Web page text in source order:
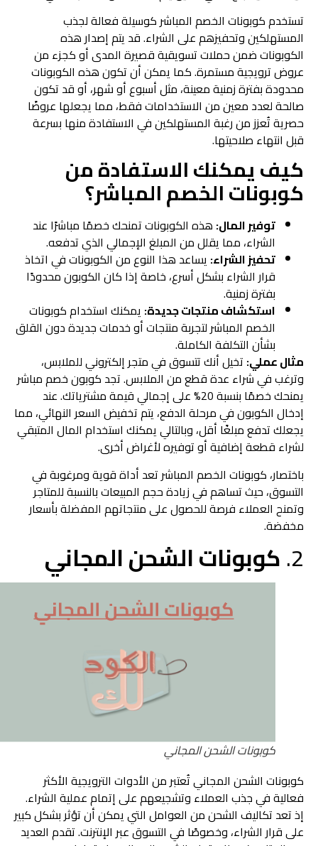
تستخدم كوبونات الخصم المباشر كوسيلة فعالة لجذب
المستهلكين وتحفيزهم على الشراء. قد يتم إصدار هذه
الكوبونات ضمن حملات تسويقية قصيرة المدى أو كجزء من
عروض ترويجية مستمرة. كما يمكن أن تكون هذه الكوبونات
محدودة بفترة زمنية معينة، مثل أسبوع أو شهر، أو قد تكون
صالحة لعدد معين من الاستخدامات فقط، مما يجعلها عروضًا
حصرية تُعزز من رغبة المستهلكين في الاستفادة منها بسرعة
قبل انتهاء صلاحيتها.
كيف يمكنك الاستفادة من
كوبونات الخصم المباشر؟
توفير المال:هذه الكوبونات تمنحك خصمًا مباشرًا عند
الشراء، مما يقلل من المبلغ الإجمالي الذي تدفعه.
تحفيز الشراء:يساعد هذا النوع من الكوبونات في اتخاذ
قرار الشراء بشكل أسرع، خاصة إذا كان الكوبون محدودًا
بفترة زمنية.
استكشاف منتجات جديدة:يمكنك استخدام كوبونات
الخصم المباشر لتجربة منتجات أو خدمات جديدة دون القلق
بشأن التكلفة الكاملة.
مثال عملي:تخيل أنك تتسوق في متجر إلكتروني للملابس،
وترغب في شراء عدة قطع من الملابس. تجد كوبون خصم مباشر
يمنحك خصمًا بنسبة 20% على إجمالي قيمة مشترياتك. عند
إدخال الكوبون في مرحلة الدفع، يتم تخفيض السعر النهائي، مما
يجعلك تدفع مبلغًا أقل، وبالتالي يمكنك استخدام المال المتبقي
لشراء قطعة إضافية أو توفيره لأغراض أخرى.
باختصار، كوبونات الخصم المباشر تعد أداة قوية ومرغوبة في
التسوق، حيث تساهم في زيادة حجم المبيعات بالنسبة للمتاجر
وتمنح العملاء فرصة للحصول على منتجاتهم المفضلة بأسعار
مخفضة.
كوبونات الشحن المجاني
كوبونات الشحن المجاني
كوبونات الشحن المجاني تُعتبر من الأدوات الترويجية الأكثر
فعالية في جذب العملاء وتشجيعهم على إتمام عملية الشراء.
إذ تعد تكاليف الشحن من العوامل التي يمكن أن تؤثر بشكل كبير
على قرار الشراء، وخصوصًا في التسوق عبر الإنترنت. تقدم العديد